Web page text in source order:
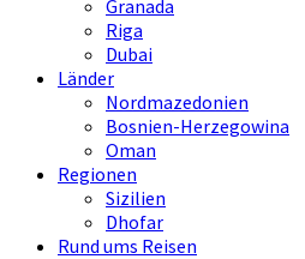
Granada
Riga
Dubai
Länder
Nordmazedonien
Bosnien-Herzegowina
Oman
Regionen
Sizilien
Dhofar
Rund ums Reisen